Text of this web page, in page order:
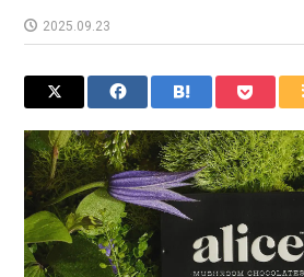
2025.09.23